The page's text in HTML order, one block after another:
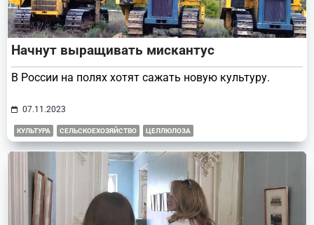
Начнут выращивать мискантус
В России на полях хотят сажать новую культуру.
07.11.2023
КУЛЬТУРА СЕЛЬСКОЕХОЗЯЙСТВО ЦЕЛЛЮЛОЗА